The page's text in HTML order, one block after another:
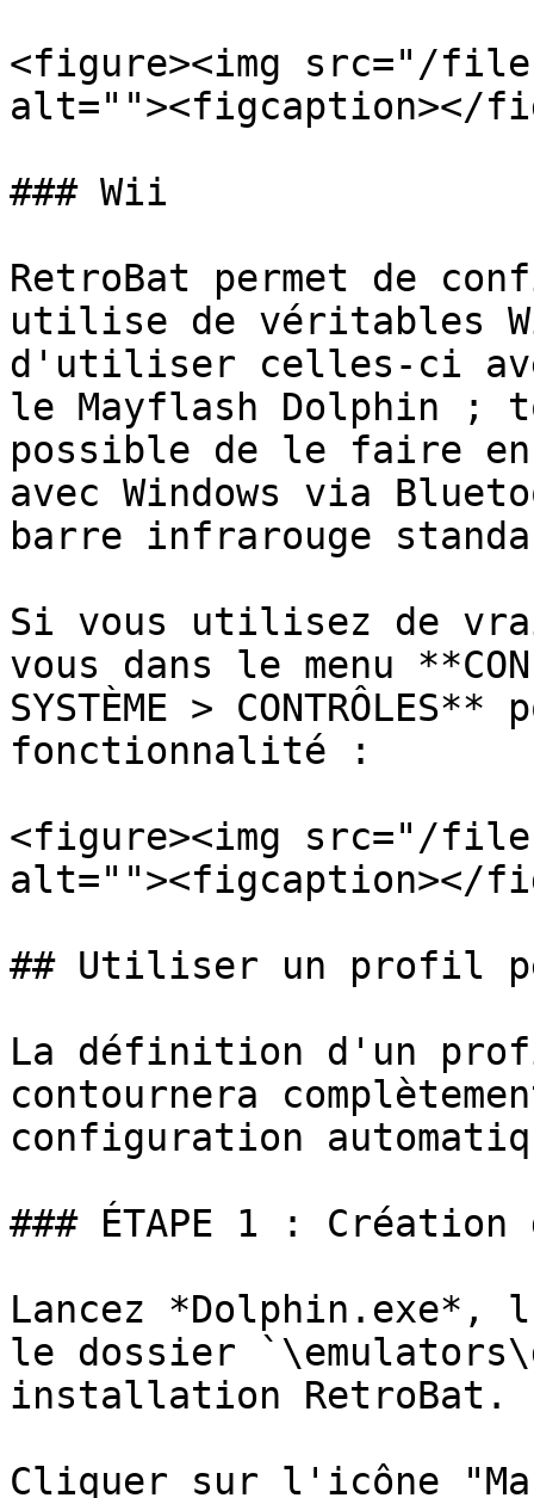
<figure><img src="/files/
alt=""><figcaption></
### Wii
RetroBat permet de
utilise de véritables
d'utiliser celles-ci
le Mayflash Dolphin ;
possible de le faire en
avec Windows via
barre infrarouge
Si vous utilisez de
vous dans le menu
SYSTÈME >
fonctionnalité :
<figure><img src="/files/
alt=""><figcaption></
## Utiliser un profil
La définition d'un
contournera
configuration
### ÉTAPE 1 :
Lancez *Dolphin.exe*,
le dossier
installation RetroBat.
Cliquer sur l'icône